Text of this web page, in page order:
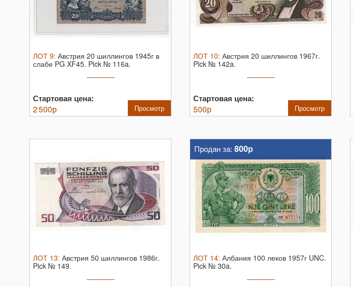
ЛОТ 9: Австрия 20 шиллингов 1945г в
слабе PG XF45. Pick № 116a.
Стартовая цена:
2 500р Просмотр
ЛОТ 10: Австрия 20 шиллингов 1967г.
Pick № 142a.
Стартовая цена:
500р Просмотр
ЛОТ 13: Австрия 50 шиллингов 1986г.
Pick № 149.
Продан за: 800р
ЛОТ 14: Албания 100 леков 1957г UNC.
Pick № 30a.